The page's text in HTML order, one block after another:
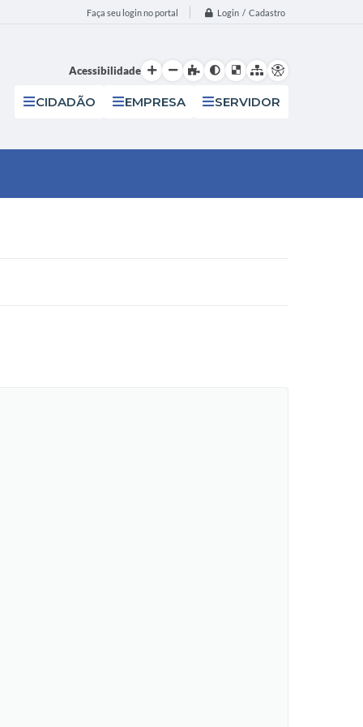
Faça seu login no portal Login / Cadastro
Acessibilidade
CIDADÃO EMPRESA SERVIDOR